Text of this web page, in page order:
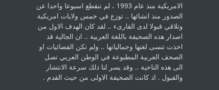
الامريكية منذ عام 1993 ، لم ‏تنقطع اسبوعا واحدا عن
الصدور منذ انشائها .. توزع في خمس ولايات امريكية
‏وتلاقي قبولا لدى القارىء ..‏ لقد كان الهدف الاول من
اصدار هذه الصحيفة باللغة العربية .. ان الجالية قد
اخذت ‏تنسى لغتها وجمالياتها .. ولم تكن الفضائيات او
الصحف العربية المطبوعة في الوطن ‏العربي تصل
الى هذه الناحية .. وقد يسر لنا ذلك سرعة الانتشار
والقبول . اذ كانت ‏الصحيفة الاولى من حيث القدم . ‏